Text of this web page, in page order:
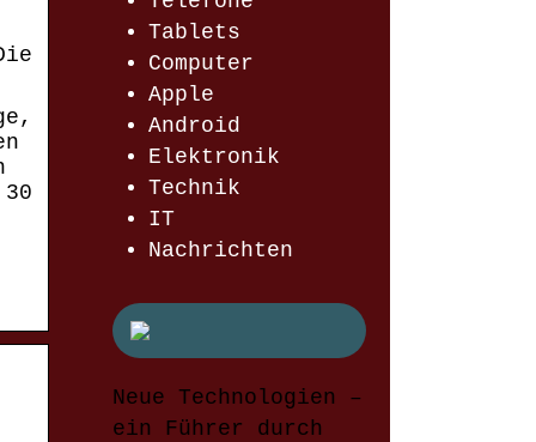
Tablets
Computer
Apple
Android
Elektronik
Technik
IT
Nachrichten
Neue Technologien –
ein Führer durch